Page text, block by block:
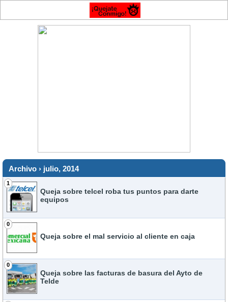
Archivo › julio, 2014
1
Queja sobre telcel roba tus puntos para darte
equipos
0
Queja sobre el mal servicio al cliente en caja
0
Queja sobre las facturas de basura del Ayto de
Telde